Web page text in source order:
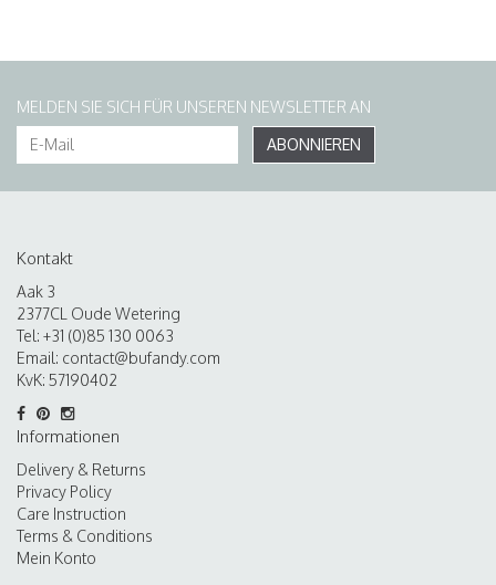
MELDEN SIE SICH FÜR UNSEREN NEWSLETTER AN
ABONNIEREN
Kontakt
Aak 3
2377CL Oude Wetering
Tel: +31 (0)85 130 0063
Email: contact@bufandy.com
KvK: 57190402
Informationen
Delivery & Returns
Privacy Policy
Care Instruction
Terms & Conditions
Mein Konto